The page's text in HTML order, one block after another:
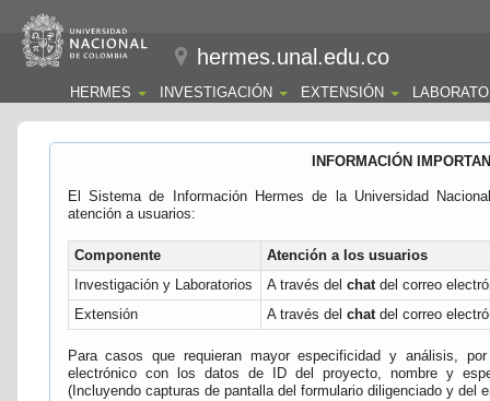
hermes.unal.edu.co
HERMES INVESTIGACIÓN EXTENSIÓN
INFORMACIÓN
El Sistema de Información Hermes de la Universidad
atención a usuarios:
Componente
Atención a los usuarios
Investigación y Laboratorios
A través del chatdel correo
Extensión
A través del chatdel correo
Para casos que requieran mayor especificidad y análisis,
electrónico con los datos de ID del proyecto, nombre y
(Incluyendo capturas de pantalla del formulario diligenciado y del